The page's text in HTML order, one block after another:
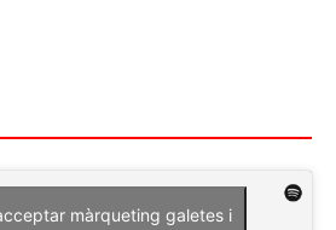
màrqueting galetes i